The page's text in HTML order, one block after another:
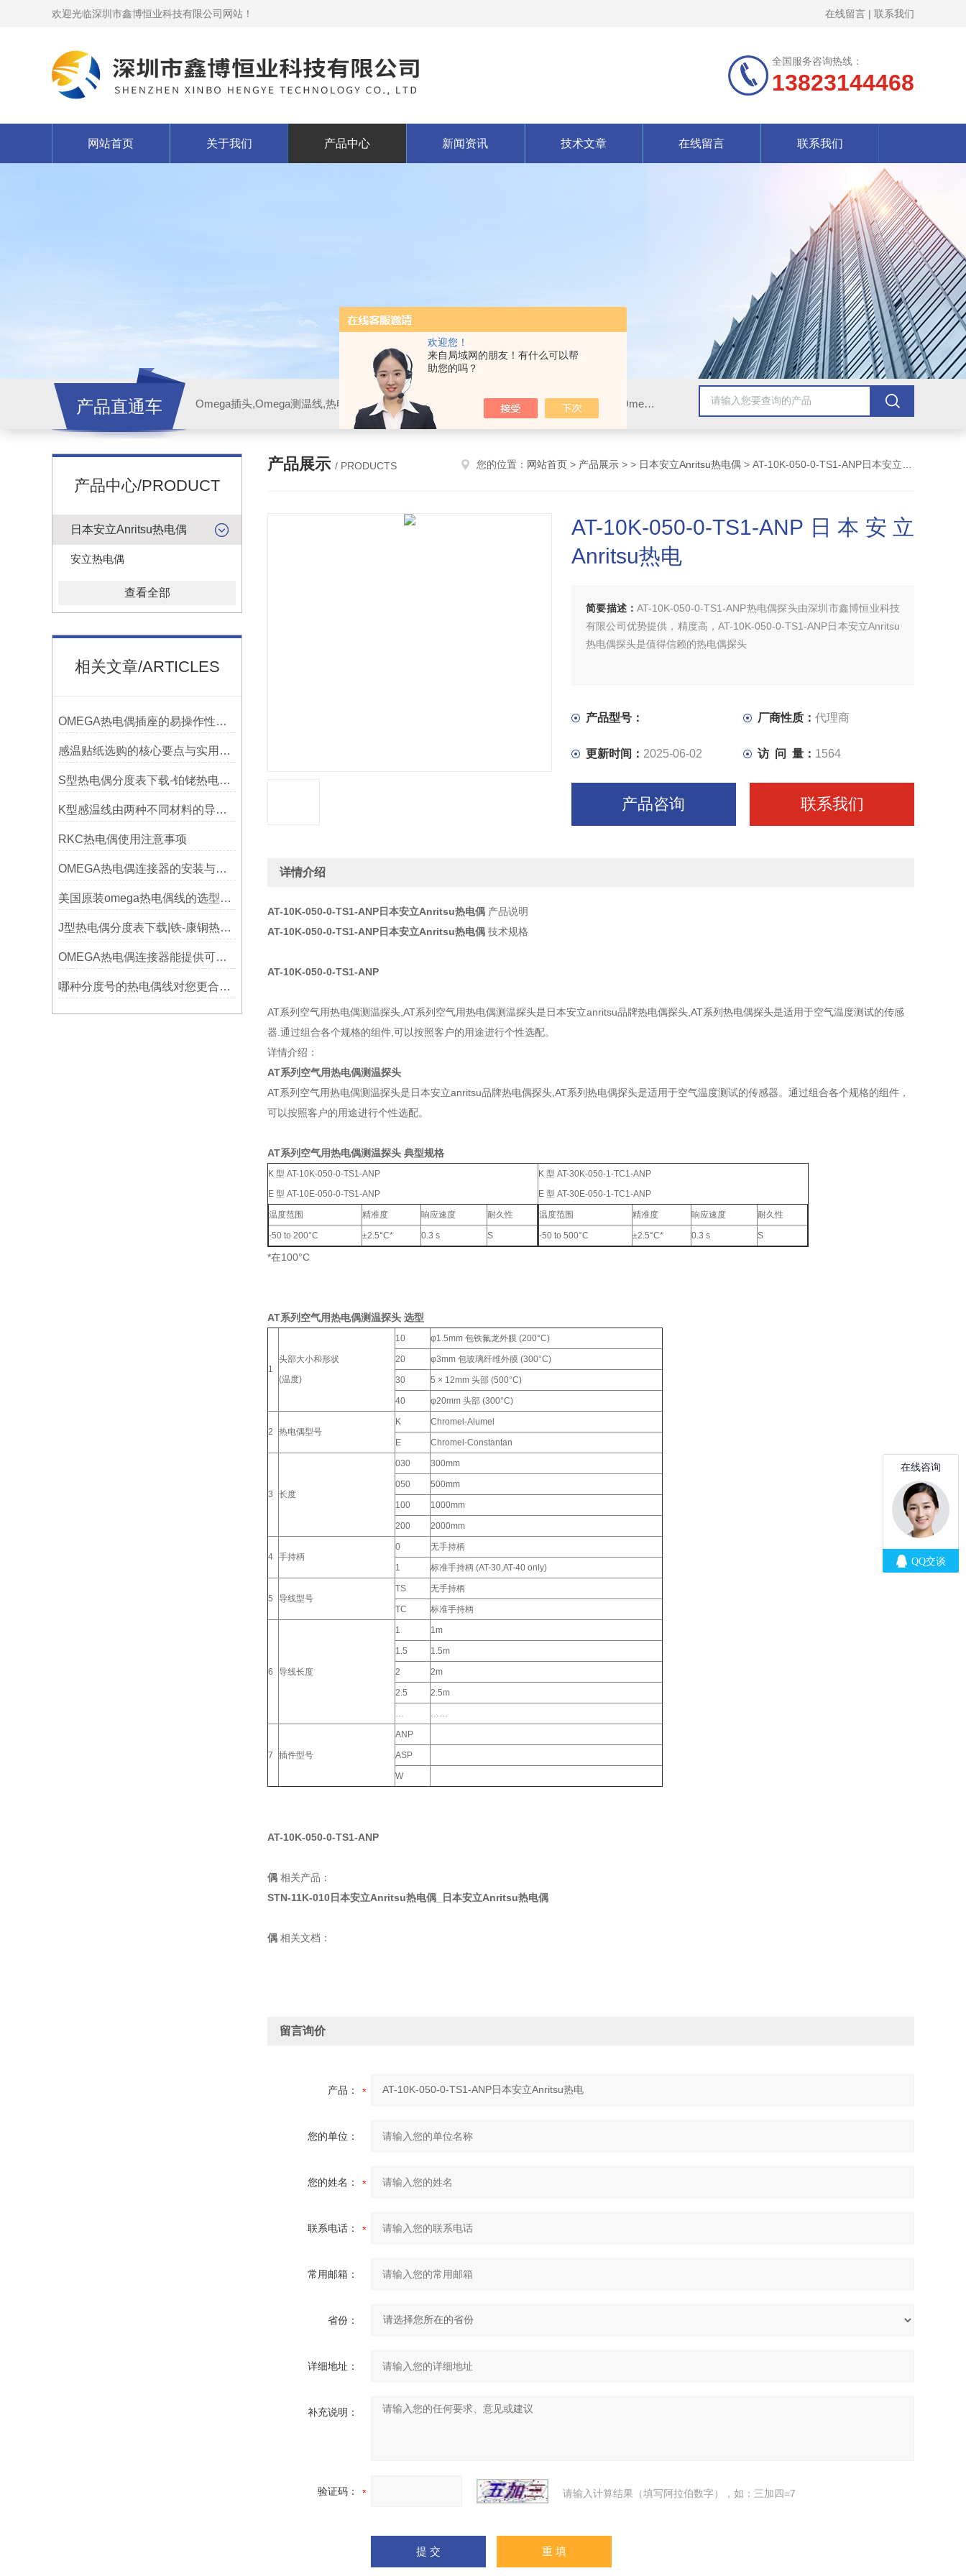
欢迎您！
来自局域网的朋友！有什么可以帮
助您的吗？
欢迎光临深圳市鑫博恒业科技有限公司网站！ 在线留言 | 联系我们
全国服务咨询热线：
13823144468
网站首页 关于我们 产品中心 新闻资讯 技术文章 在线留言 联系我们
产品直通车 Omega插头,Omega测温线,热电偶测温线,热电偶线,铠装热电偶,热电偶连接器,热电偶插头,Omega热电偶线,T型热电偶线,TMC测温纸
产品中心/PRODUCT
日本安立Anritsu热电偶
安立热电偶
查看全部
相关文章/ARTICLES
OMEGA热电偶插座的易操作性探讨
感温贴纸选购的核心要点与实用建议
S型热电偶分度表下载-铂铑热电偶分度表
K型感温线由两种不同材料的导线组成
RKC热电偶使用注意事项
OMEGA热电偶连接器的安装与调试
美国原装omega热电偶线的选型指标
J型热电偶分度表下载|铁-康铜热电偶分度表下载
OMEGA热电偶连接器能提供可靠的信号传输
哪种分度号的热电偶线对您更合用?
产品展示 / PRODUCTS 您的位置： 网站首页 > 产品展示 > > 日本安立Anritsu热电偶 > AT-10K-050-0-TS1-ANP日本安立Anritsu热电
AT-10K-050-0-TS1-ANP日本安立
Anritsu热电
简要描述：AT-10K-050-0-TS1-ANP热电偶探头由深圳市鑫博恒业科技
有限公司优势提供，精度高，AT-10K-050-0-TS1-ANP日本安立Anritsu
热电偶探头是值得信赖的热电偶探头
产品型号： 厂商性质： 代理商
更新时间： 2025-06-02 访 问 量： 1564
产品咨询 联系我们
详情介绍
AT-10K-050-0-TS1-ANP日本安立Anritsu热电偶 产品说明
AT-10K-050-0-TS1-ANP日本安立Anritsu热电偶 技术规格
AT-10K-050-0-TS1-ANP
AT系列空气用热电偶测温探头,AT系列空气用热电偶测温探头是日本安立anritsu品牌热电偶探头,AT系列热电偶探头是适用于空气温度测试的传感
器.通过组合各个规格的组件,可以按照客户的用途进行个性选配。
详情介绍：
AT系列空气用热电偶测温探头
AT系列空气用热电偶测温探头是日本安立anritsu品牌热电偶探头,AT系列热电偶探头是适用于空气温度测试的传感器。通过组合各个规格的组件，
可以按照客户的用途进行个性选配。
AT系列空气用热电偶测温探头 典型规格
K 型 AT-10K-050-0-TS1-ANP
E 型 AT-10E-050-0-TS1-ANP
温度范围 精准度 响应速度 耐久性
-50 to 200°C ±2.5°C* 0.3 s S
K 型 AT-30K-050-1-TC1-ANP
E 型 AT-30E-050-1-TC1-ANP
温度范围 精准度 响应速度 耐久性
-50 to 500°C ±2.5°C* 0.3 s S
*在100°C
AT系列空气用热电偶测温探头 选型
1
头部大小和形状
(温度)
10 φ1.5mm 包铁氟龙外膜 (200°C)
20 φ3mm 包玻璃纤维外膜 (300°C)
30 5 × 12mm 头部 (500°C)
40 φ20mm 头部 (300°C)
2 热电偶型号
K Chromel-Alumel
E Chromel-Constantan
3 长度
030 300mm
050 500mm
100 1000mm
200 2000mm
4 手持柄
0 无手持柄
1 标准手持柄 (AT-30,AT-40 only)
5 导线型号
TS 无手持柄
TC 标准手持柄
6 导线长度
1 1m
1.5 1.5m
2 2m
2.5 2.5m
… ……
7 插件型号
ANP
ASP
W
AT-10K-050-0-TS1-ANP
偶 相关产品：
STN-11K-010日本安立Anritsu热电偶_日本安立Anritsu热电偶
偶 相关文档：
留言询价
产品：
您的单位：
您的姓名：
联系电话：
常用邮箱：
省份：
详细地址：
补充说明：
验证码： 请输入计算结果（填写阿拉伯数字），如：三加四=7